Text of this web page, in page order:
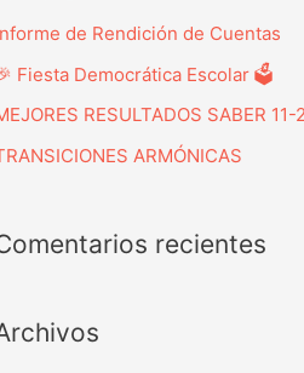
de Rendición de Cuentas
Fiesta Democrática Escolar 🗳️
RESULTADOS SABER 11-
ARMÓNICAS
recientes